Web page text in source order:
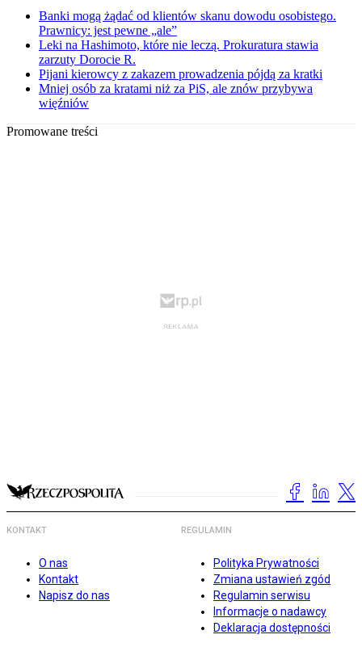
Banki mogą żądać od klientów skanu dowodu osobistego.
Prawnicy: jest pewne „ale”
Leki na Hashimoto, które nie leczą. Prokuratura stawia
zarzuty Dorocie R.
Pijani kierowcy z zakazem prowadzenia pójdą za kratki
Mniej osób za kratami niż za PiS, ale znów przybywa
więźniów
Promowane treści
KONTAKT
O nas
Kontakt
Napisz do nas
REGULAMIN
Polityka Prywatności
Zmiana ustawień zgód
Regulamin serwisu
Informacje o nadawcy
Deklaracja dostępności